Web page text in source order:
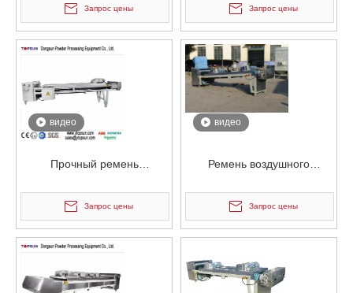
нержавеющей стали
Запрос цены
нержавеющей стали
Запрос цены
видео
Прочный ремень
нержавеющей стали
общего назначения
Запрос цены
видео
Ремень воздушного
нержавеющей стали
высокого качества
Запрос цены